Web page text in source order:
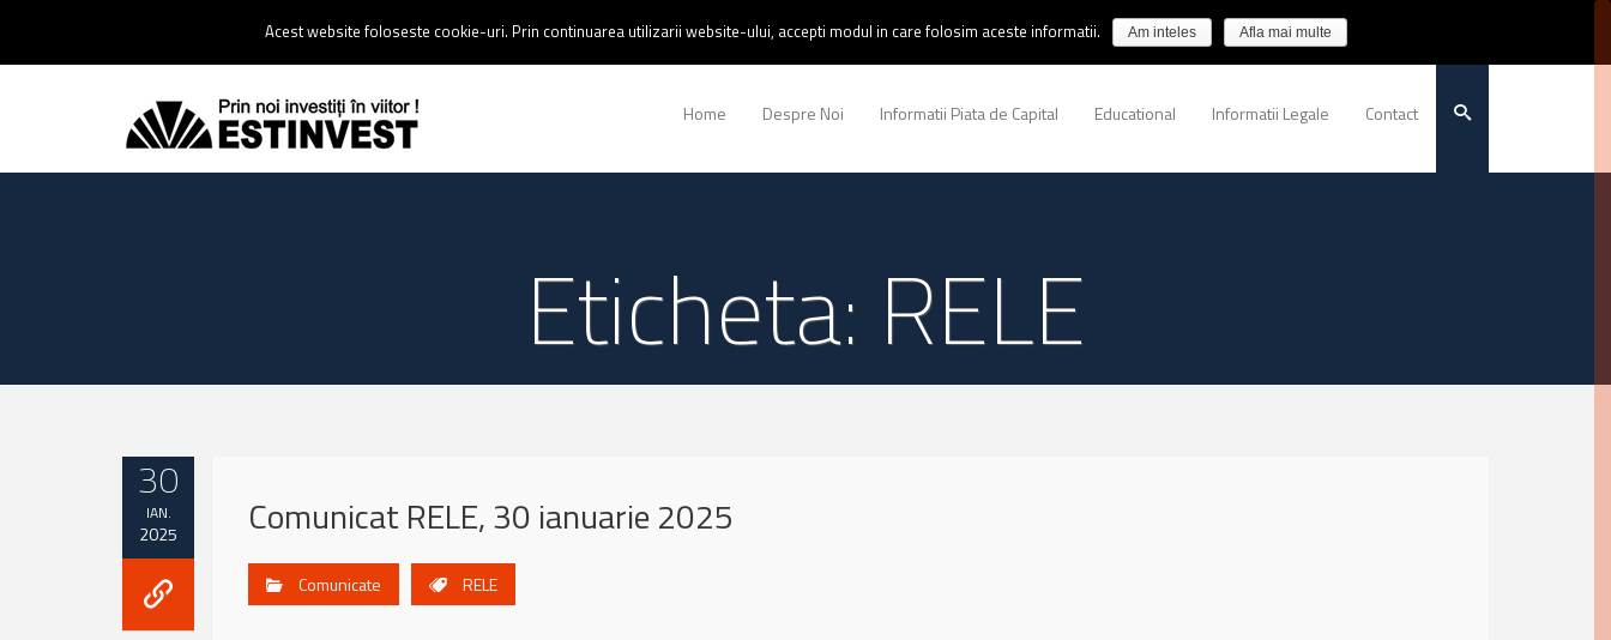
0237 238 900 |Email :contact@estinvest.ro
Home Despre Noi Informatii Piata de Capital Educational Informatii Legale Contact
Eticheta: RELE
30
IAN.
2025 Comunicat RELE, 30 ianuarie 2025
Comunicate RELE
Acest website foloseste cookie-uri. Prin continuarea utilizarii website-ului, accepti modul in care folosim aceste informatii. Am inteles Afla mai multe